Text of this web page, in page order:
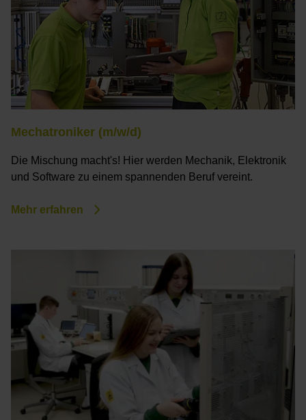
Mechatroniker (m/w/d)
Die Mischung macht's! Hier werden Mechanik, Elektronik
und Software zu einem spannenden Beruf vereint.
Mehr erfahren